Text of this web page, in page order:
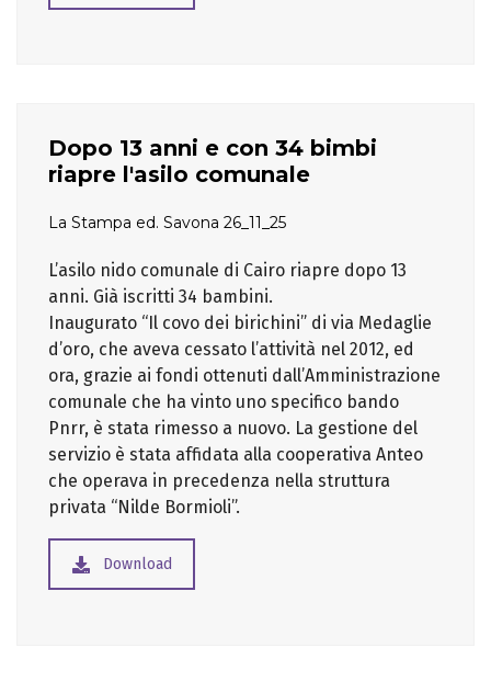
Dopo 13 anni e con 34 bimbi
riapre l'asilo comunale
La Stampa ed. Savona 26_11_25
L’asilo nido comunale di Cairo riapre dopo 13
anni. Già iscritti 34 bambini.
Inaugurato “Il covo dei birichini” di via Medaglie
d’oro, che aveva cessato l’attività nel 2012, ed
ora, grazie ai fondi ottenuti dall’Amministrazione
comunale che ha vinto uno specifico bando
Pnrr, è stata rimesso a nuovo. La gestione del
servizio è stata affidata alla cooperativa Anteo
che operava in precedenza nella struttura
privata “Nilde Bormioli”.
Download